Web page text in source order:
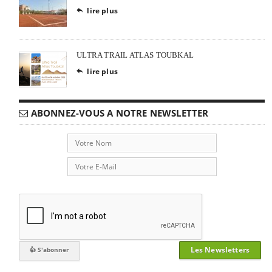
 lire plus
ULTRA TRAIL ATLAS TOUBKAL
 lire plus
ABONNEZ-VOUS A NOTRE NEWSLETTER
Les Newsletters